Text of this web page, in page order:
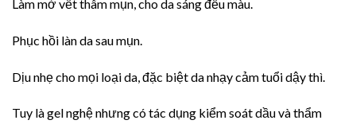
Làm mờ vết thâm mụn, cho da sáng đều màu.
Phục hồi làn da sau mụn.
Dịu nhẹ cho mọi loại da, đặc biệt da nhạy cảm tuổi dậy thì.
Tuy là gel nghệ nhưng có tác dụng kiểm soát dầu và thẩm